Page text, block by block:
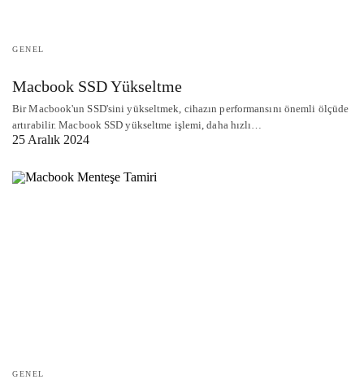
GENEL
Macbook SSD Yükseltme
Bir Macbook'un SSD'sini yükseltmek, cihazın performansını önemli ölçüde
artırabilir. Macbook SSD yükseltme işlemi, daha hızlı…
25 Aralık 2024
GENEL